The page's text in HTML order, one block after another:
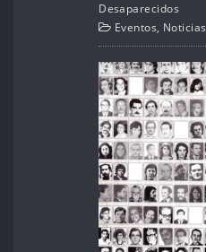
Desaparecidos
Eventos, Noticias